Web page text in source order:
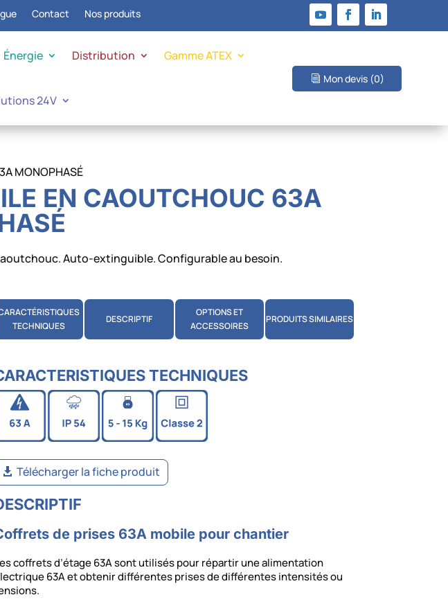
Contact Nos produits
Énergie Distribution Gamme ATEX
24V
Mon devis (0)
MONOPHASÉ
EN CAOUTCHOUC 63A
Auto-extinguible. Configurable au besoin.
TECHNIQUES
DESCRIPTIF
OPTIONS ET
ACCESSOIRES
PRODUITS SIMILAIRES
TECHNIQUES
Télécharger la fiche produit
de prises 63A mobile pour chantier
coffrets d’étage 63A sont utilisés pour répartir une alimentation
63A et obtenir différentes prises de différentes intensités ou